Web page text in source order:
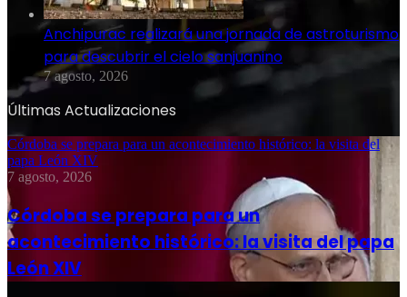
Anchipurac realizará una jornada de astroturismo
para descubrir el cielo sanjuanino
7 agosto, 2026
Últimas Actualizaciones
Córdoba se prepara para un acontecimiento histórico: la visita del
papa León XIV
7 agosto, 2026
Córdoba se prepara para un
acontecimiento histórico: la visita del papa
León XIV